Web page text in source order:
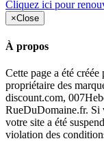
Cliquez ici pour
×Close
À propos
Cette page a été
propriétaire des
discount.com,
RueDuDomaine.fr. Si
votre site a été
violation des